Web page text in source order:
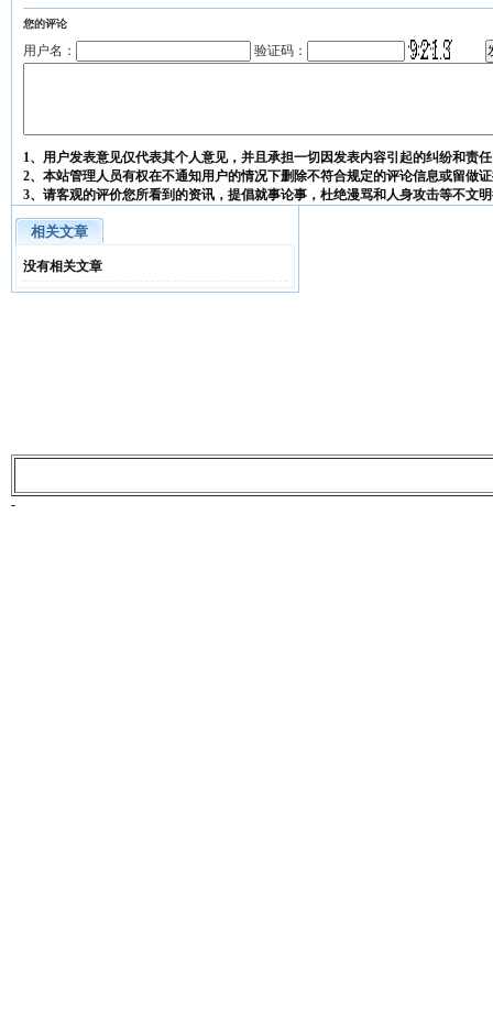
您的评论
用户名： 验证码：
1、用户发表意见仅代表其个人意见，并且承担一切因发表内容引起的纠纷和责
2、本站管理人员有权在不通知用户的情况下删除不符合规定的评论信息或留做
3、请客观的评价您所看到的资讯，提倡就事论事，杜绝漫骂和人身攻击等不文
相关文章
没有相关文章
-